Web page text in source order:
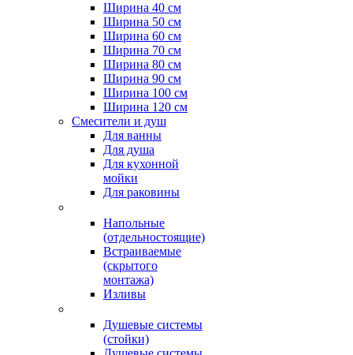
Ширина 40 см
Ширина 50 см
Ширина 60 см
Ширина 70 см
Ширина 80 см
Ширина 90 см
Ширина 100 см
Ширина 120 см
Смесители и душ
Для ванны
Для душа
Для кухонной
мойки
Для раковины
Напольные
(отдельностоящие)
Встраиваемые
(скрытого
монтажа)
Изливы
Душевые системы
(стойки)